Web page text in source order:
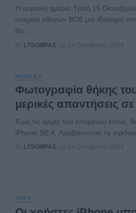
Η αυριανή ημέρα, Τρίτη 15
εταιρεία οθονών ΒΟΕ μια ιδιαίτερη
θα ...
By I.TSOMPAS 14 Οκτωβρίου, 2024
MOBILES
Φωτογραφία θήκης
μερικές απαντήσεις
Έως τις αρχές του επόμενου έτους,
iPhone SE 4. Λαμβάνοντας τα
By I.TSOMPAS 14 Οκτωβρίου, 2024
APPS